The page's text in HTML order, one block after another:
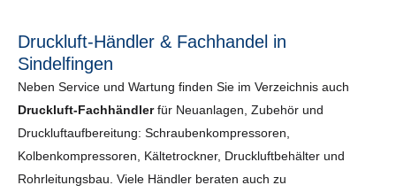
Druckluft-Händler & Fachhandel in
Sindelfingen
Neben Service und Wartung finden Sie im Verzeichnis auch
Druckluft-Fachhändlerfür Neuanlagen, Zubehör und
Druckluftaufbereitung: Schraubenkompressoren,
Kolbenkompressoren, Kältetrockner, Druckluftbehälter und
Rohrleitungsbau. Viele Händler beraten auch zu